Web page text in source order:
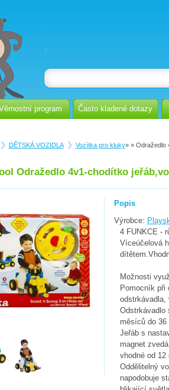
program Často kladené dotazy
DĚTSKÁ VOZIDLA »
Vozítka pro kluky » Odražedlo
Odražedlo 4v1-chodítko
Popis
Výrobce:
4 FUNKCE -
Víceúčelová
Možnosti
Pomocník při
odstrkávadla,
Odstrkávadlo
měsíců do 36
Jeřáb s
magnet
vhodné od 12
Oddělitelný
napodobuje